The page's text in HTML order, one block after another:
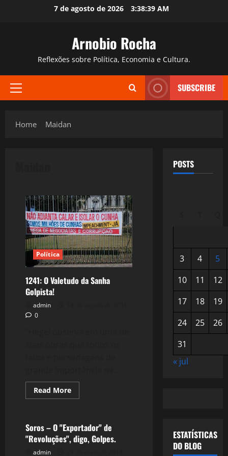
7 de agosto de 2026 3:38:40 AM
Arnobio Rocha
Reflexões sobre Política, Economia e Cultura.
Primary
SUBSCRIBE
Home Maidan
Política
1241: O Valetudo da Sanha
Golpista!
admin
0
Read MoreRead
more
Valetudo
da
Sanha
Golpista!
Crise 2.0
Soros – O "Exportador" de
"Revoluções", digo, Golpes.
admin
POSTS
3 4
5
10
11
12
17
18
19
24
25
26
31
« jul
ESTATÍSTICAS
DO BLOG